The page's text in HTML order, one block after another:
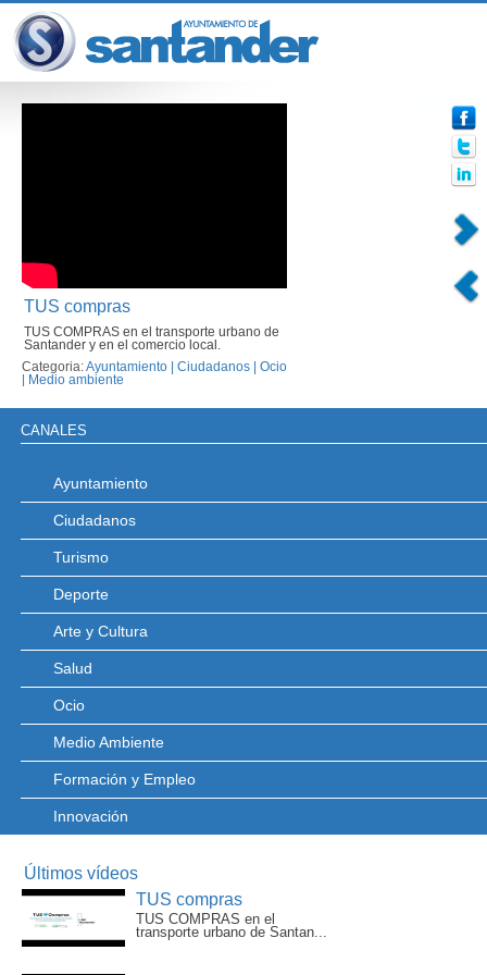
TUS compras
TUS COMPRAS en el transporte urbano de
Santander y en el comercio local.
Categoria:Ayuntamiento Ciudadanos
Ocio
Medio ambiente
CANALES
Ayuntamiento
Ciudadanos
Turismo
Deporte
Arte y Cultura
Salud
Ocio
Medio Ambiente
Formación y Empleo
Innovación
Últimos vídeos
TUS compras
TUS COMPRAS en el
transporte urbano de Santan...